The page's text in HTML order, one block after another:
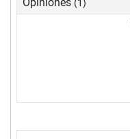
Opiniones (1)